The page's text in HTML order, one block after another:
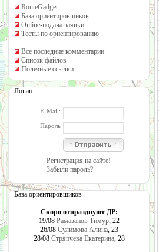
RouteGadget
База ориентировщиков
Online-подача заявки
Тесты по ориентированию
Все последние комментарии
Список файлов
Полезные ссылки
Логин
E-Mail:
Пароль
Регистрация на сайте!
Забыли пароль?
База ориентировщиков
Скоро отпразднуют ДР:
19/08 Рамазанов Тимур, 22
26/08 Сулимова Алина, 23
28/08 Стряпчева Екатерина, 28